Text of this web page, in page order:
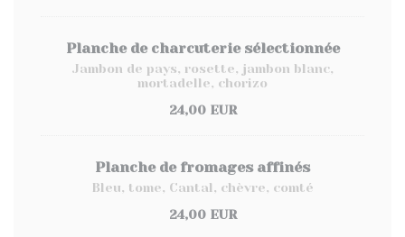
Planche de charcuterie sélectionnée
Jambon de pays, rosette, jambon blanc,
mortadelle, chorizo
24,00 EUR
Planche de fromages affinés
Bleu, tome, Cantal, chèvre, comté
24,00 EUR